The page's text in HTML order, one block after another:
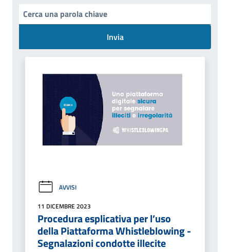
Invia
AVVISI
11 DICEMBRE 2023
Procedura esplicativa per l’uso
della Piattaforma Whistleblowing -
Segnalazioni condotte illecite